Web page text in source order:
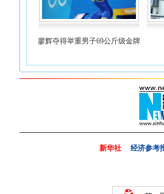
廖辉夺得举重男子69公斤级金牌
新华社 经济参考